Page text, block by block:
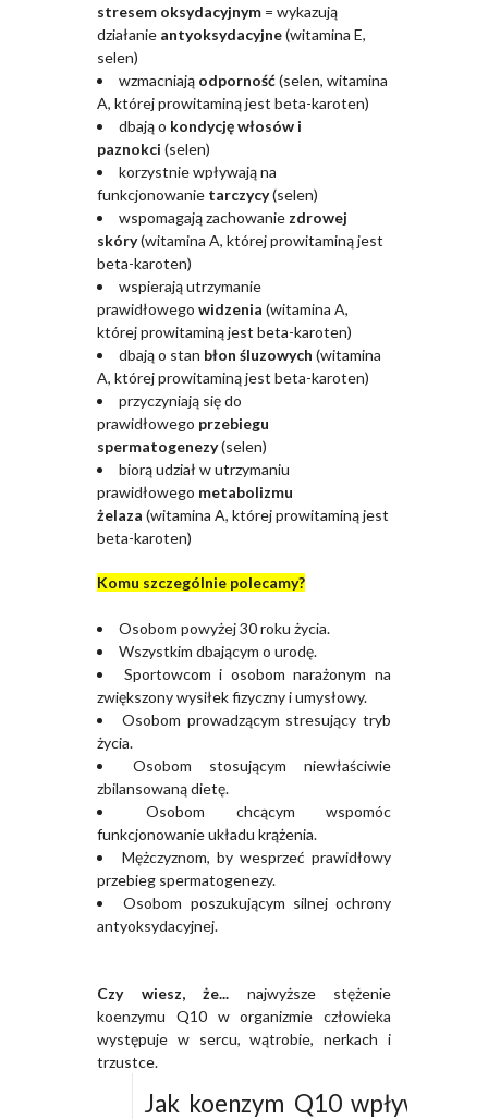
stresem oksydacyjnym = wykazują
działanie antyoksydacyjne(witamina E,
selen)
wzmacniają odporność(selen, witamina
A, której prowitaminą jest beta-karoten)
dbają o kondycję włosów i
paznokci (selen)
korzystnie wpływają na
funkcjonowanie tarczycy(selen)
wspomagają zachowanie zdrowej
skóry(witamina A, której prowitaminą jest
beta-karoten)
wspierają utrzymanie
prawidłowego widzenia (witamina A,
której prowitaminą jest beta-karoten)
dbają o stan błon śluzowych (witamina
A, której prowitaminą jest beta-karoten)
przyczyniają się do
prawidłowego przebiegu
spermatogenezy(selen)
biorą udział w utrzymaniu
prawidłowego metabolizmu
żelaza (witamina A, której prowitaminą jest
beta-karoten)
Komu szczególnie polecamy?
Osobom powyżej 30 roku życia.
Wszystkim dbającym o urodę.
Sportowcom i osobom narażonym na
zwiększony wysiłek fizyczny i umysłowy.
Osobom prowadzącym stresujący tryb
życia.
Osobom stosującym niewłaściwie
zbilansowaną dietę.
Osobom chcącym wspomóc
funkcjonowanie układu krążenia.
Mężczyznom, by wesprzeć prawidłowy
przebieg spermatogenezy.
Osobom poszukującym silnej ochrony
antyoksydacyjnej.
Czy wiesz, że... najwyższe stężenie
koenzymu Q10 w organizmie człowieka
występuje w sercu, wątrobie, nerkach i
trzustce.
Jak koenzym Q10 wpływa na